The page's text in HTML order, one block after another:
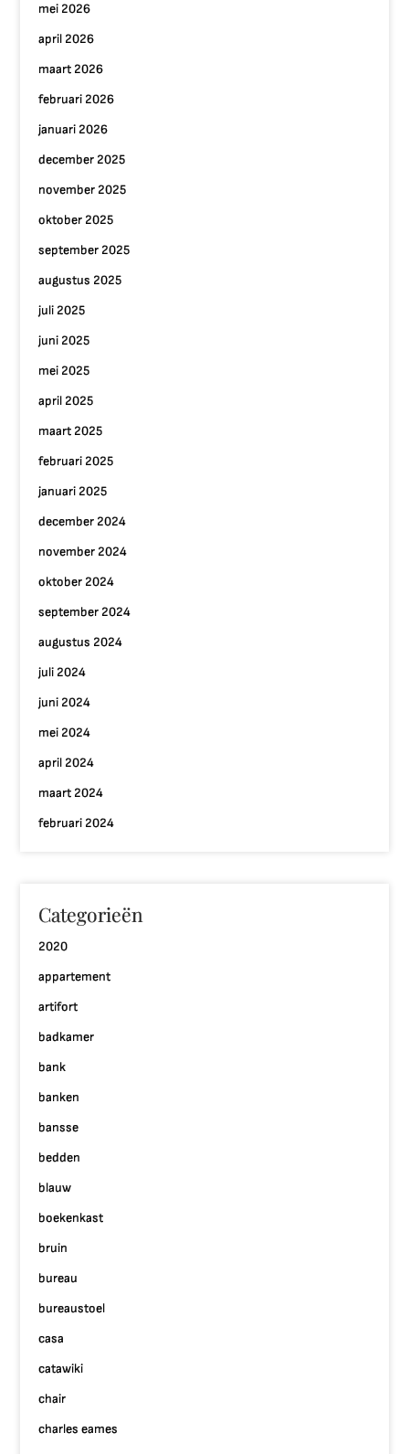
mei 2026
april 2026
maart 2026
februari 2026
januari 2026
december 2025
november 2025
oktober 2025
september 2025
augustus 2025
juli 2025
juni 2025
mei 2025
april 2025
maart 2025
februari 2025
januari 2025
december 2024
november 2024
oktober 2024
september 2024
augustus 2024
juli 2024
juni 2024
mei 2024
april 2024
maart 2024
februari 2024
Categorieën
2020
appartement
artifort
badkamer
bank
banken
bansse
bedden
blauw
boekenkast
bruin
bureau
bureaustoel
casa
catawiki
chair
charles eames